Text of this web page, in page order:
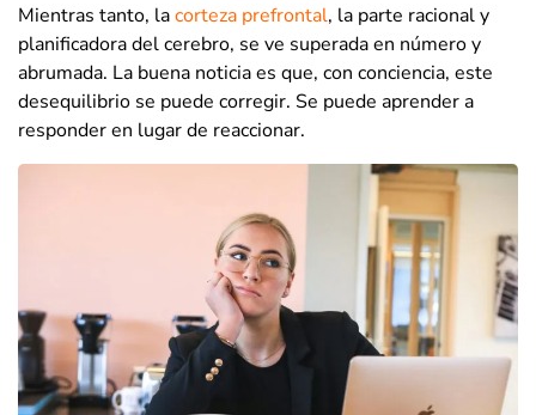
Mientras tanto, lacorteza prefrontal, la parte racional y
planificadora del cerebro, se ve superada en número y
abrumada. La buena noticia es que, con conciencia, este
desequilibrio se puede corregir. Se puede aprender a
responder en lugar de reaccionar.